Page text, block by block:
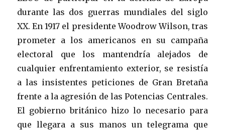
durante las dos guerras mundiales del siglo
XX. En 1917 el presidente Woodrow Wilson, tras
prometer a los americanos en su campaña
electoral que los mantendría alejados de
cualquier enfrentamiento exterior, se resistía
a las insistentes peticiones de Gran Bretaña
frente a la agresión de las Potencias Centrales.
El gobierno británico hizo lo necesario para
que llegara a sus manos un telegrama que